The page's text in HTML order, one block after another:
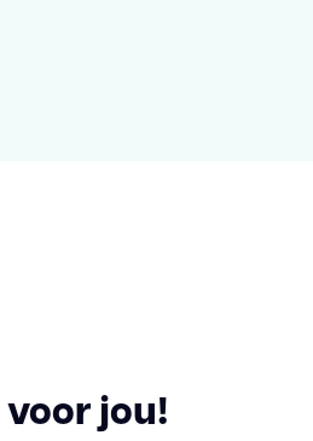
jou!